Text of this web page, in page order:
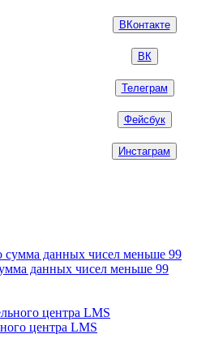
ВКонтакте
ВК
Телеграм
Фейсбук
Инстаграм
данных чисел меньше 99
центра LMS